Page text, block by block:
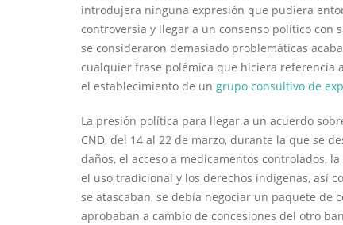
introdujera ninguna expresión que pudiera
controversia y llegar a un consenso político con
se consideraron demasiado problemáticas
cualquier frase polémica que hiciera referencia
el establecimiento de un grupo consultivo de
La presión política para llegar a un acuerdo
CND, del 14 al 22 de marzo, durante la que se
daños, el acceso a medicamentos controlados,
el uso tradicional y los derechos indígenas, así
se atascaban, se debía negociar un paquete de
aprobaban a cambio de concesiones del otro